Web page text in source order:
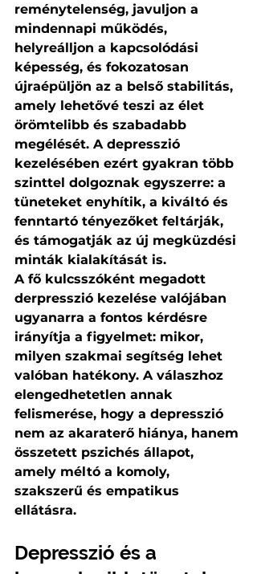
reménytelenség, javuljon a
mindennapi működés,
helyreálljon a kapcsolódási
képesség, és fokozatosan
újraépüljön az a belső stabilitás,
amely lehetővé teszi az élet
örömtelibb és szabadabb
megélését. A depresszió
kezelésében ezért gyakran több
szinttel dolgoznak egyszerre: a
tüneteket enyhítik, a kiváltó és
fenntartó tényezőket feltárják,
és támogatják az új megküzdési
minták kialakítását is.
A fő kulcsszóként megadott
derpresszió kezelése valójában
ugyanarra a fontos kérdésre
irányítja a figyelmet: mikor,
milyen szakmai segítség lehet
valóban hatékony. A válaszhoz
elengedhetetlen annak
felismerése, hogy a depresszió
nem az akaraterő hiánya, hanem
összetett pszichés állapot,
amely méltó a komoly,
szakszerű és empatikus
ellátásra.
Depresszió és a